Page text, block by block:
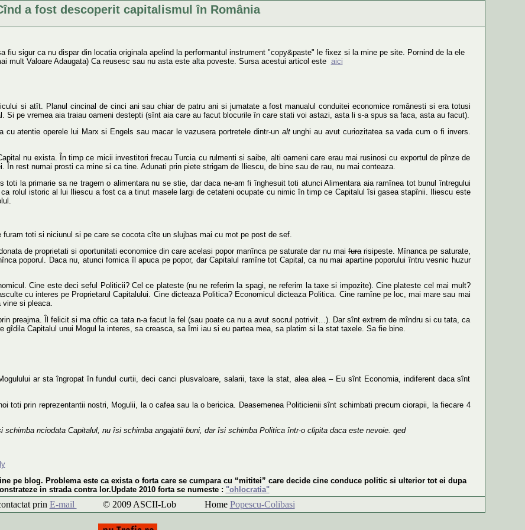
a fost descoperit capitalismul în România
sigur ca nu dispar din locatia originala apelind la performantul instrument "copy&paste" le fixez si la mine pe site. Pornind de la ele
mult Valoare Adaugata) Ca reusesc sau nu asta este alta poveste. Sursa acestui articol este aici
si atît. Planul cincinal de cinci ani sau chiar de patru ani si jumatate a fost manualul conduitei economice românesti si era totusi
Si pe vremea aia traiau oameni destepti (sînt aia care au facut blocurile în care stati voi astazi, asta li s-a spus sa faca, asta au facut).
cu atentie operele lui Marx si Engels sau macar le vazusera portretele dintr-un altunghi au avut curiozitatea sa vada cum o fi invers.
nu exista. În timp ce micii investitori frecau Turcia cu rulmenti si saibe, alti oameni care erau mai rusinosi cu exportul de pînze de
În rest numai prosti ca mine si ca tine. Adunati prin piete strigam de Iliescu, de bine sau de rau, nu mai conteaza.
la primarie sa ne tragem o alimentara nu se stie, dar daca ne-am fi înghesuit toti atunci Alimentara aia ramînea tot bunul întregului
rolul istoric al lui Iliescu a fost ca a tinut masele largi de cetateni ocupate cu nimic în timp ce Capitalul îsi gasea stapînii. Iliescu este
toti si niciunul si pe care se cocota cîte un slujbas mai cu mot pe post de sef.
de proprietati si oportunitati economice din care acelasi popor manînca pe saturate dar nu maifurarisipeste. Mînanca pe saturate,
poporul. Daca nu, atunci fomica îl apuca pe popor, dar Capitalul ramîne tot Capital, ca nu mai apartine poporului întru vesnic huzur
Cine este deci seful Politicii? Cel ce plateste (nu ne referim la spagi, ne referim la taxe si impozite). Cine plateste cel mai mult?
cu interes pe Proprietarul Capitalului. Cine dicteaza Politica? Economicul dicteaza Politica. Cine ramîne pe loc, mai mare sau mai
vine si pleaca.
preajma. Îl felicit si ma oftic ca tata n-a facut la fel (sau poate ca nu a avut socrul potrivit…). Dar sînt extrem de mîndru si cu tata, ca
Capitalul unui Mogul la interes, sa creasca, sa îmi iau si eu partea mea, sa platim si la stat taxele. Sa fie bine.
ar sta îngropat în fundul curtii, deci canci plusvaloare, salarii, taxe la stat, alea alea – Eu sînt Economia, indiferent daca sînt
toti prin reprezentantii nostri, Mogulii, la o cafea sau la o bericica. Deasemenea Politicienii sînt schimbati precum ciorapii, la fiecare 4
nciodata Capitalul, nu îsi schimba angajatii buni, dar îsi schimba Politica într-o clipita daca este nevoie. qed
pe blog. Problema este ca exista o forta care se cumpara cu “mititei” care decide cine conduce politic si ulterior tot ei dupa
in strada contra lor.Update 2010 forta se numeste : "ohlocratia"
prin E-mail © 2009 ASCII-Lob Home Popescu-Colibasi